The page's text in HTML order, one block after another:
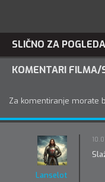
SLIČNO ZA
KOMENTARI FILMA/
Za komentiranje morate
Lanselot